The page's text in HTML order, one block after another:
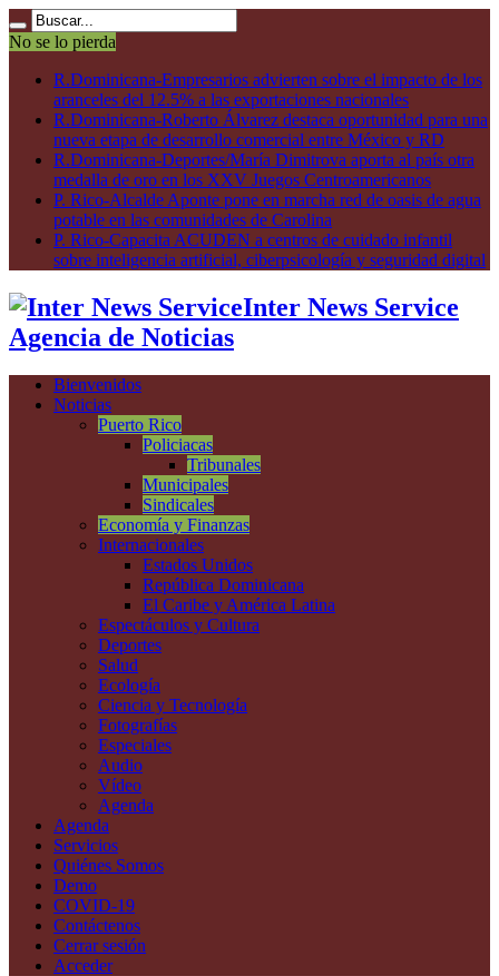
No se lo pierda
R.Dominicana-Empresarios advierten sobre el impacto de los
aranceles del 12.5% a las exportaciones nacionales
R.Dominicana-Roberto Álvarez destaca oportunidad para una
nueva etapa de desarrollo comercial entre México y RD
R.Dominicana-Deportes/María Dimitrova aporta al país otra
medalla de oro en los XXV Juegos Centroamericanos
P. Rico-Alcalde Aponte pone en marcha red de oasis de agua
potable en las comunidades de Carolina
P. Rico-Capacita ACUDEN a centros de cuidado infantil
sobre inteligencia artificial, ciberpsicología y seguridad digital
Inter News Service
Agencia de Noticias
Bienvenidos
Noticias
Puerto Rico
Policiacas
Tribunales
Municipales
Sindicales
Economía y Finanzas
Internacionales
Estados Unidos
República Dominicana
El Caribe y América Latina
Espectáculos y Cultura
Deportes
Salud
Ecología
Ciencia y Tecnología
Fotografías
Especiales
Audio
Vídeo
Agenda
Agenda
Servicios
Quiénes Somos
Demo
COVID-19
Contáctenos
Cerrar sesión
Acceder